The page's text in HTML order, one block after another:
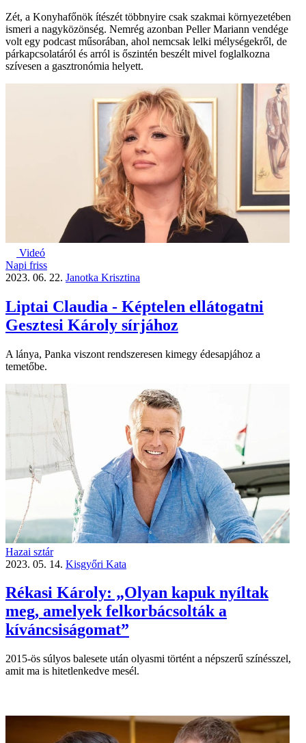
Zét, a Konyhafőnök ítészét többnyire csak szakmai környezetében
ismeri a nagyközönség. Nemrég azonban Peller Mariann vendége
volt egy podcast műsorában, ahol nemcsak lelki mélységekről, de
párkapcsolatáról és arról is őszintén beszélt mivel foglalkozna
szívesen a gasztronómia helyett.
Videó
Napi friss
2023. 06. 22. Janotka Krisztina
Liptai Claudia - Képtelen ellátogatni
Gesztesi Károly sírjához
A lánya, Panka viszont rendszeresen kimegy édesapjához a
temetőbe.
Hazai sztár
2023. 05. 14. Kisgyőri Kata
Rékasi Károly: „Olyan kapuk nyíltak
meg, amelyek felkorbácsolták a
kíváncsiságomat”
2015-ös súlyos balesete után olyasmi történt a népszerű színésszel,
amit ma is hitetlenkedve mesél.